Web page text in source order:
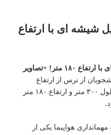
شیشه‌ ای با ارتفاع
متر! +تصاویر
از ترس از ارتفاع
طراحی شده است. این پل با طول ۳۰۰ متر و ارتفاع ۱۸۰ متر
هواپیما یکی از